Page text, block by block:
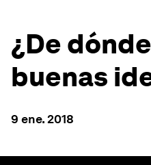
¿De
buenas
9 ene. 2018